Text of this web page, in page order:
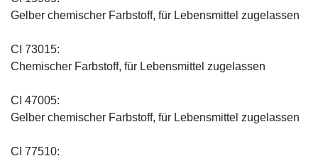
Gelber chemischer Farbstoff, für Lebensmittel zugelassen
CI 73015:
Chemischer Farbstoff, für Lebensmittel zugelassen
CI 47005:
Gelber chemischer Farbstoff, für Lebensmittel zugelassen
CI 77510: